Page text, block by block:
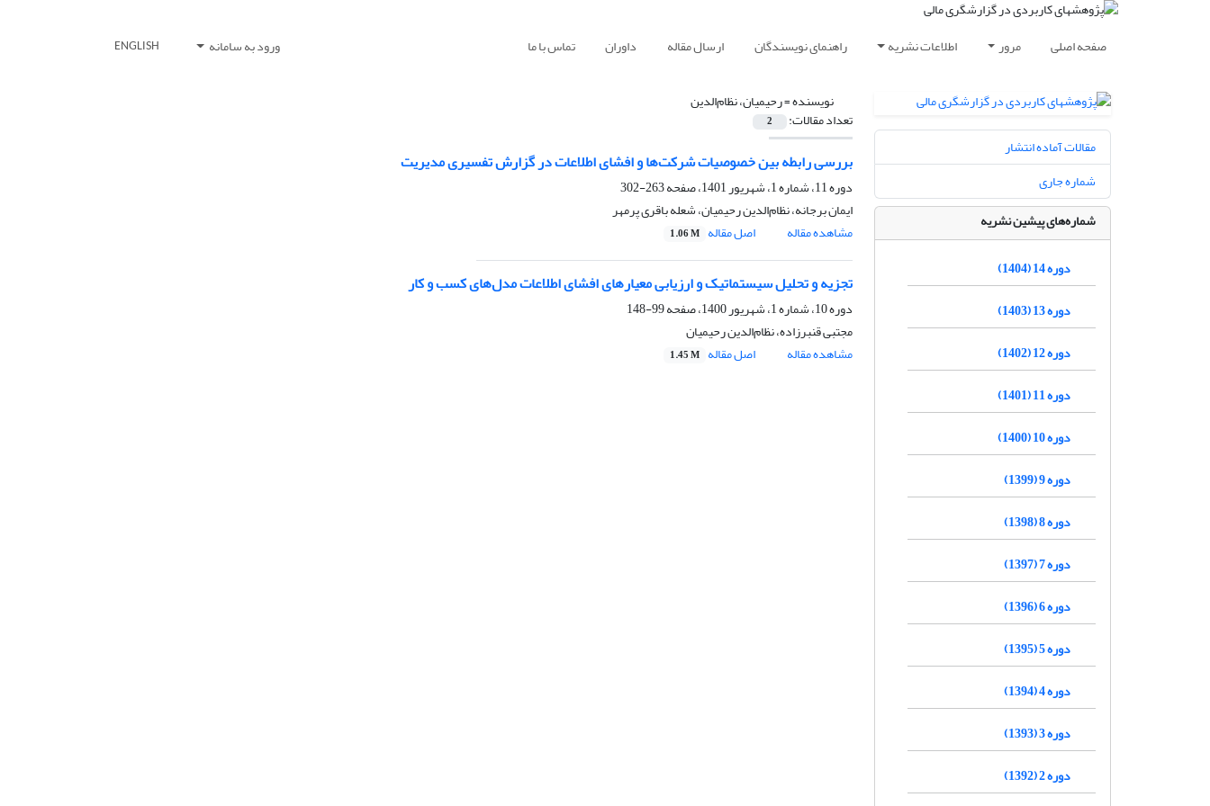
صفحه اصلی مرور اطلاعات نشریه راهنمای نویسندگان ارسال مقاله داوران تماس با ما ورود به سامانه ENGLISH
نویسنده =رحیمیان، نظام‌الدین
تعداد مقالات: 2
بررسی رابطه بین خصوصیات شرکت‌ها و افشای اطلاعات در گزارش تفسیری مدیریت
دوره 11، شماره 1، شهریور 1401، صفحه
263-302
ایمان برجانه، نظام‌الدین رحیمیان، شعله باقری پرمهر
مشاهده مقاله
اصل مقاله 1.06 M
تجزیه و تحلیل سیستماتیک و ارزیابی معیارهای افشای اطلاعات مدل‌‌های کسب ‌‌و کار
دوره 10، شماره 1، شهریور 1400، صفحه
99-148
مجتبی قنبرزاده، نظام‌الدین رحیمیان
مشاهده مقاله
اصل مقاله 1.45 M
مقالات آماده انتشار
شماره جاری
شماره‌های پیشین نشریه
دوره 14 (1404)
دوره 13 (1403)
دوره 12 (1402)
دوره 11 (1401)
دوره 10 (1400)
دوره 9 (1399)
دوره 8 (1398)
دوره 7 (1397)
دوره 6 (1396)
دوره 5 (1395)
دوره 4 (1394)
دوره 3 (1393)
دوره 2 (1392)